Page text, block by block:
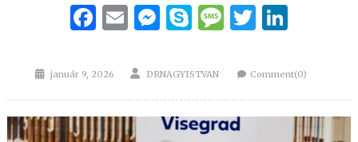
Facebook
EmailMessenger
Skype
Message
Twitter
Posted
január 9, 2026 Author
DRNAGYISTVAN Comment(0)